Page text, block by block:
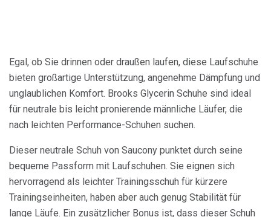
Egal, ob Sie drinnen oder draußen laufen, diese Laufschuhe
bieten großartige Unterstützung, angenehme Dämpfung und
unglaublichen Komfort. Brooks Glycerin Schuhe sind ideal
für neutrale bis leicht pronierende männliche Läufer, die
nach leichten Performance-Schuhen suchen.
Dieser neutrale Schuh von Saucony punktet durch seine
bequeme Passform mit Laufschuhen. Sie eignen sich
hervorragend als leichter Trainingsschuh für kürzere
Trainingseinheiten, haben aber auch genug Stabilität für
lange Läufe. Ein zusätzlicher Bonus ist, dass dieser Schuh